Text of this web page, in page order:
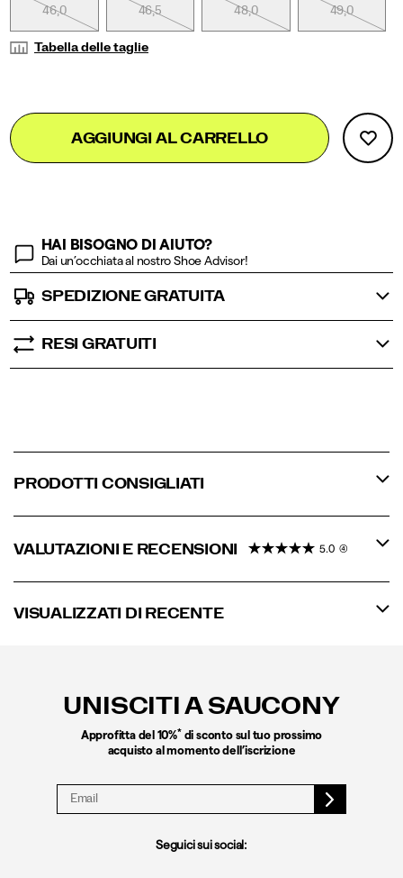
midsole.
46,0 46,5 48,0 49,0
Tabella delle taglie
Product
Actions
Add
to
cart
false
AGGIUNGI AL CARRELLO
HAI BISOGNO DI AIUTO?
Dai un’occhiata al nostro Shoe Advisor!
SPEDIZIONE GRATUITA
RESI GRATUITI
PRODOTTI CONSIGLIATI
VALUTAZIONI E RECENSIONI 5.0 (4)
VISUALIZZATI DI RECENTE
UNISCITI A SAUCONY
Approfitta del 10%*di sconto sul tuo prossimo
acquisto al momento dell’iscrizione
Seguici sui social: